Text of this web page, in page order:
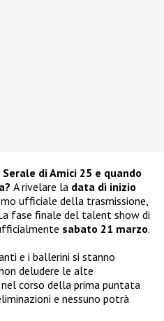
di Amici 25 e quando
A rivelare la data di inizio
ufficiale della trasmissione,
fase finale del talent show di
sabato 21 marzo.
e i ballerini si stanno
deludere le alte
corso della prima puntata
e nessuno potrà